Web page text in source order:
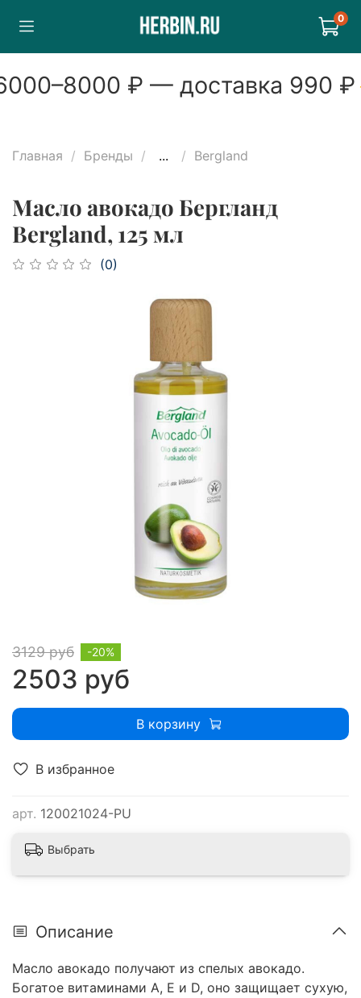
0
–8000₽ — доставка990₽
Главная Бренды ... Bergland
Масло авокадо Бергланд
Bergland, 125 мл
(0)
В избранное
арт. 120021024-PU
3129 руб
2503 руб
-20%
В корзину
Выбрать
Описание
Масло авокадо получают из спелых авокадо.
Богатое витаминами А, Е и D, оно защищает сухую,